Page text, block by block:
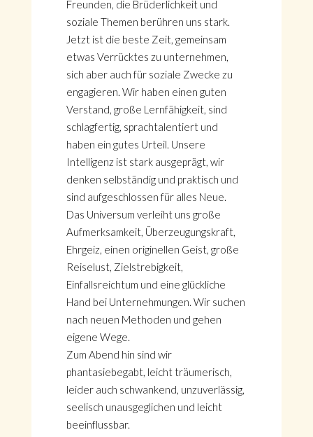
Freunden, die Brüderlichkeit und
soziale Themen berühren uns stark.
Jetzt ist die beste Zeit, gemeinsam
etwas Verrücktes zu unternehmen,
sich aber auch für soziale Zwecke zu
engagieren. Wir haben einen guten
Verstand, große Lernfähigkeit, sind
schlagfertig, sprachtalentiert und
haben ein gutes Urteil. Unsere
Intelligenz ist stark ausgeprägt, wir
denken selbständig und praktisch und
sind aufgeschlossen für alles Neue.
Das Universum verleiht uns große
Aufmerksamkeit, Überzeugungskraft,
Ehrgeiz, einen originellen Geist, große
Reiselust, Zielstrebigkeit,
Einfallsreichtum und eine glückliche
Hand bei Unternehmungen. Wir suchen
nach neuen Methoden und gehen
eigene Wege.
Zum Abend hin sind wir
phantasiebegabt, leicht träumerisch,
leider auch schwankend, unzuverlässig,
seelisch unausgeglichen und leicht
beeinflussbar.